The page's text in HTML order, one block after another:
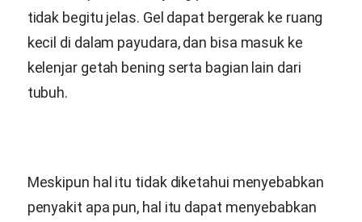
tidak begitu jelas. Gel dapat bergerak ke ruang
kecil di dalam payudara, dan bisa masuk ke
kelenjar getah bening serta bagian lain dari
tubuh.
Meskipun hal itu tidak diketahui menyebabkan
penyakit apa pun, hal itu dapat menyebabkan